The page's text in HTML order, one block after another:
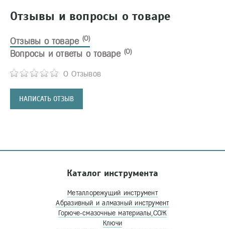
Отзывы и вопросы о товаре
Отзывы о товаре (0)
0 Отзывов
НАПИСАТЬ ОТЗЫВ
Вопросы и ответы о товаре (0)
Каталог инструмента
Металлорежущий инструмент
Абразивный и алмазный инструмент
Горюче-смазочные материалы,СОЖ
Ключи